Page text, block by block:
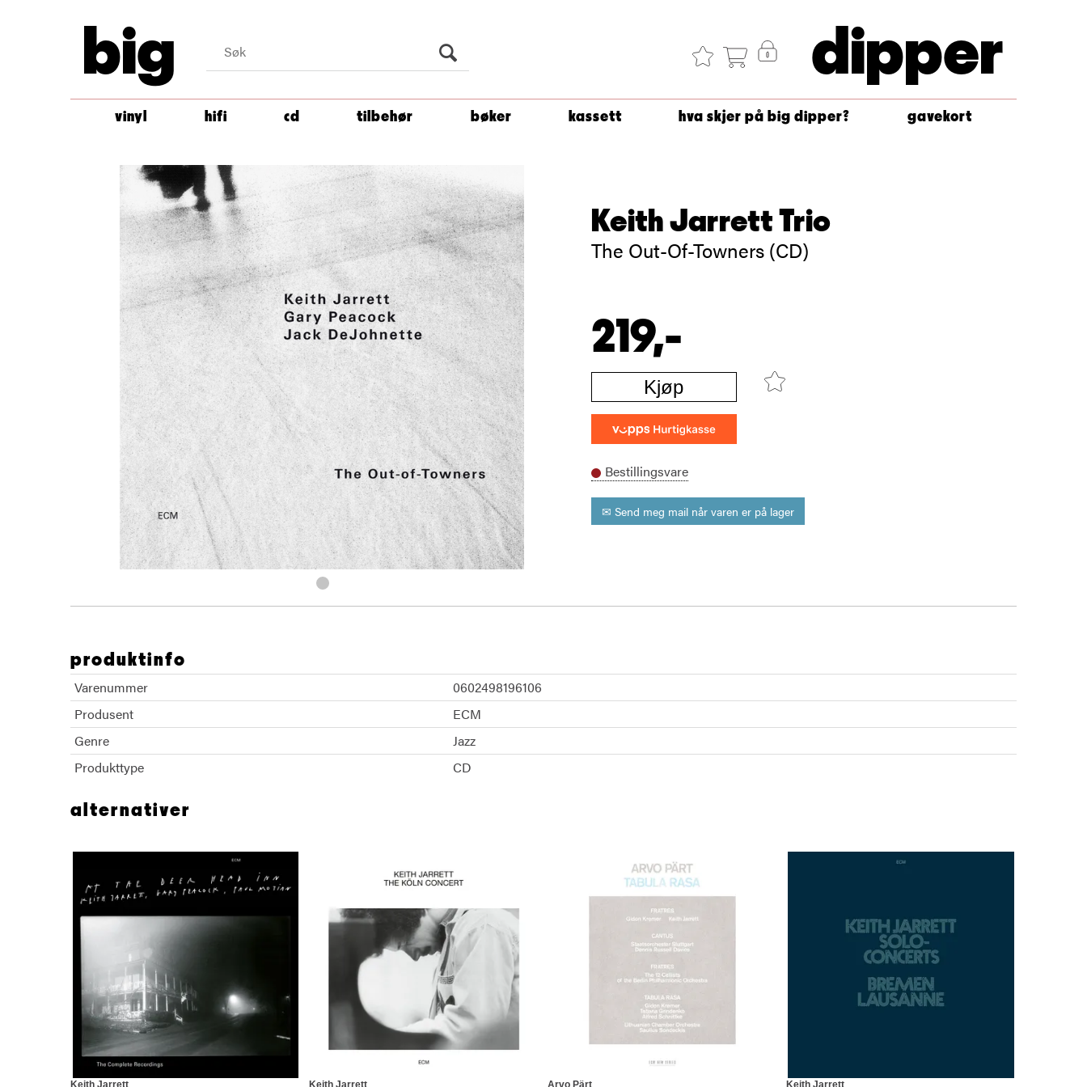
big dipper
vinyl hifi cd tilbehør bøker kassett hva skjer på big dipper? gavekort
Keith Jarrett Trio
The Out-Of-Towners (CD)
219,-
Kjøp
Bestillingsvare
✉ Send meg mail når varen er på lager
produktinfo
Varenummer
0602498196106
Produsent
ECM
Genre
Jazz
Produkttype
CD
alternativer
Keith Jarrett Keith Jarrett Arvo Pärt Keith Jarrett